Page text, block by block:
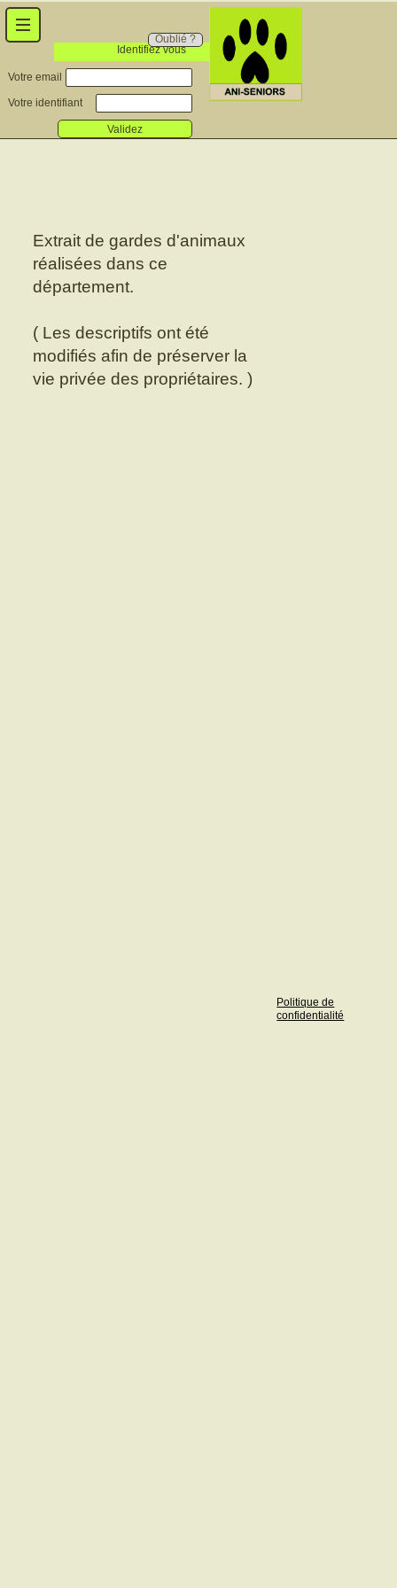
Identifiez vous
Oublié ?
Votre email
Votre identifiant
Validez
Extrait de gardes d'animaux
réalisées dans ce
département.
( Les descriptifs ont été
modifiés afin de préserver la
vie privée des propriétaires. )
Politique de
confidentialité